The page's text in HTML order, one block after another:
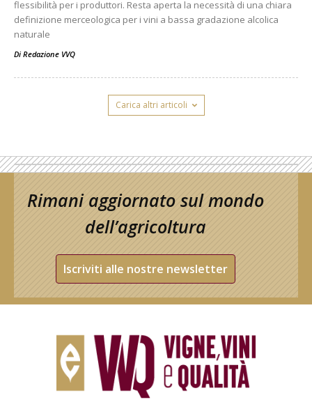
flessibilità per i produttori. Resta aperta la necessità di una chiara
definizione merceologica per i vini a bassa gradazione alcolica
naturale
Di Redazione VVQ
Carica altri articoli
Rimani aggiornato sul mondo
dell’agricoltura
Iscriviti alle nostre newsletter